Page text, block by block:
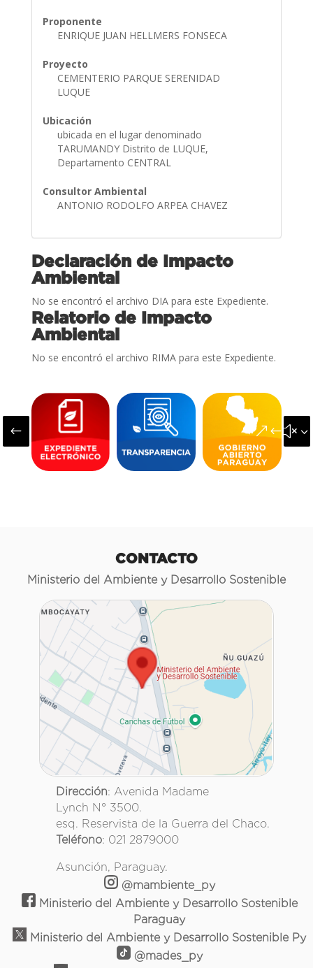
Proponente
ENRIQUE JUAN HELLMERS FONSECA
Proyecto
CEMENTERIO PARQUE SERENIDAD
LUQUE
Ubicación
ubicada en el lugar denominado
TARUMANDY Distrito de LUQUE,
Departamento CENTRAL
Consultor Ambiental
ANTONIO RODOLFO ARPEA CHAVEZ
Declaración de Impacto
Ambiental
No se encontró el archivo DIA para este Expediente.
Relatorio de Impacto
Ambiental
No se encontró el archivo RIMA para este Expediente.
#
CONTACTO
Ministerio del Ambiente y Desarrollo Sostenible
Dirección: Avenida Madame
Lynch N° 3500.
esq. Reservista de la Guerra del Chaco.
Teléfono: 021 2879000
Asunción, Paraguay.
@mambiente_py
Ministerio del Ambiente y Desarrollo Sostenible
Paraguay
Ministerio del Ambiente y Desarrollo Sostenible Py
@mades_py